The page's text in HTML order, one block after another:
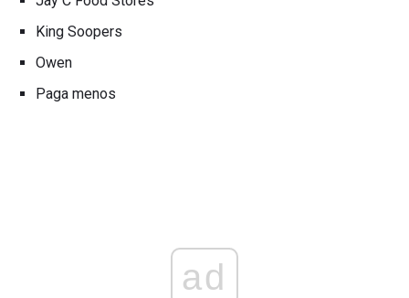
King Soopers
Owen
Paga menos
ad